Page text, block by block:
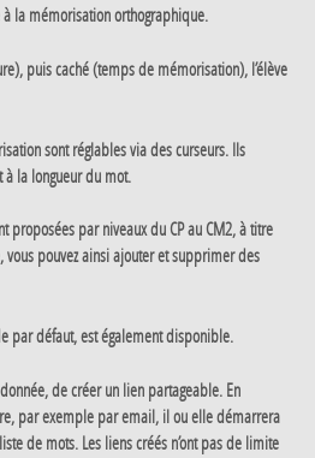
la mémorisation orthographique.
puis caché (temps de mémorisation), l’élève
sont réglables via des curseurs. Ils
à la longueur du mot.
proposées par niveaux du CP au CM2, à titre
pouvez ainsi ajouter et supprimer des
par défaut, est également disponible.
de créer un lien partageable. En
par exemple par email, il ou elle démarrera
de mots. Les liens créés n’ont pas de limite